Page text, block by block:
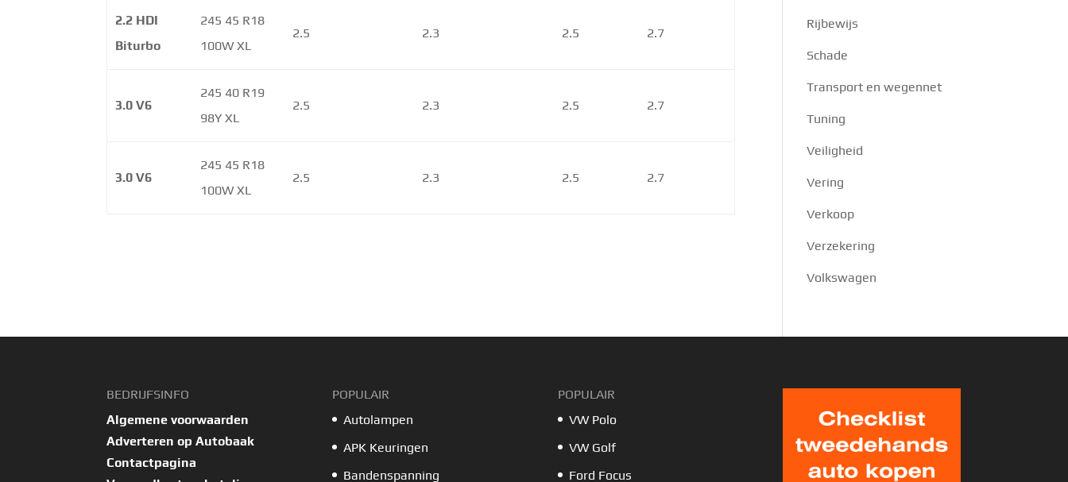
2.2 HDI
Biturbo
245 45 R18
100W XL
2.5 2.3 2.5 2.7
3.0 V6
245 40 R19
98Y XL
2.5 2.3 2.5 2.7
3.0 V6
245 45 R18
100W XL
2.5 2.3 2.5 2.7
Rijbewijs
Schade
Transport en wegennet
Tuning
Veiligheid
Vering
Verkoop
Verzekering
Volkswagen
BEDRIJFSINFO
Algemene voorwaarden
Adverteren op Autobaak
Contactpagina
POPULAIR
Autolampen
APK Keuringen
Bandenspanning
POPULAIR
VW Polo
VW Golf
Ford Focus